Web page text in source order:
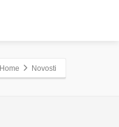
Home Novosti